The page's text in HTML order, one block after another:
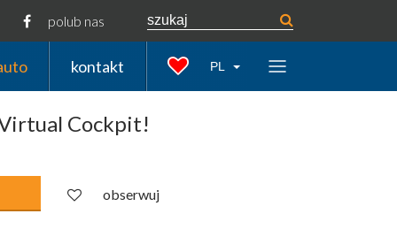
polub nas
kontakt PL
Cockpit!
obserwuj